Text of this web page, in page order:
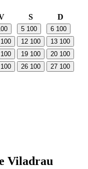
S D
5 100 6 100
100 12 100 13 100
100 19 100 20 100
100 26 100 27 100
Viladrau